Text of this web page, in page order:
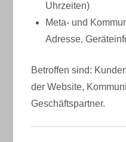
Uhrzeiten)
Meta- und
Adresse,
Betroffen sind:
der Website,
Geschäftspartner.